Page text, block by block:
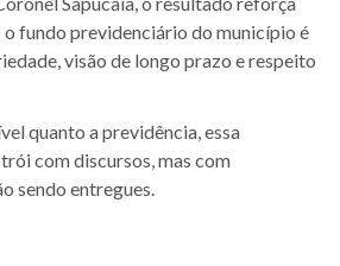
o fundo previdenciário do município é
visão de longo prazo e respeito
quanto a previdência, essa
com discursos, mas com
sendo entregues.